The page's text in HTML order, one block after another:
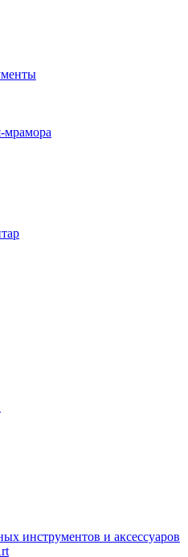
мрамора
инструментов и аксессуаров